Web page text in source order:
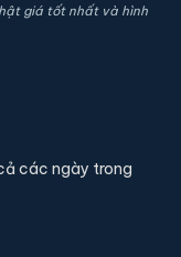
giá tốt nhất và hình
các ngày trong